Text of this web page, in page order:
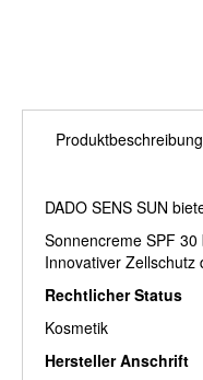
Produktbeschreibung
DADO SENS SUN
Sonnencreme SPF
Innovativer
Rechtlicher Status
Kosmetik
Hersteller Anschrift